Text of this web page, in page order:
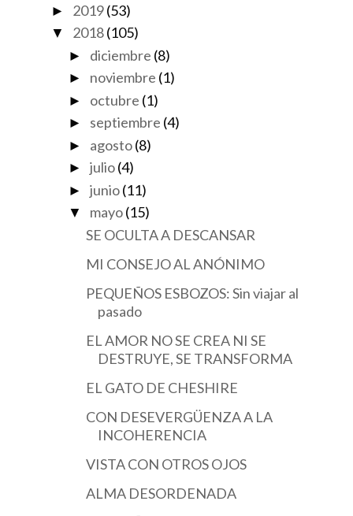
► 2019(53)
▼ 2018(105)
► diciembre (8)
► noviembre (1)
► octubre (1)
► septiembre (4)
► agosto (8)
► julio (4)
► junio (11)
▼ mayo (15)
SE OCULTA A DESCANSAR
MI CONSEJO AL ANÓNIMO
PEQUEÑOS ESBOZOS: Sin viajar al
pasado
EL AMOR NO SE CREA NI SE
DESTRUYE, SE TRANSFORMA
EL GATO DE CHESHIRE
CON DESEVERGÜENZA A LA
INCOHERENCIA
VISTA CON OTROS OJOS
ALMA DESORDENADA